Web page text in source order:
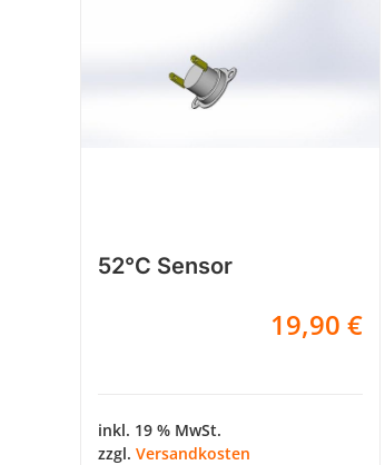
52°C Sensor
19,90 €
inkl. 19 % MwSt.
zzgl. Versandkosten